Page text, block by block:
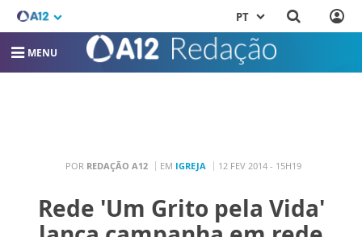
PT
MENU
POR REDAÇÃO A12 EM IGREJA 12 FEV 2014 - 15H19
Rede 'Um Grito pela Vida'